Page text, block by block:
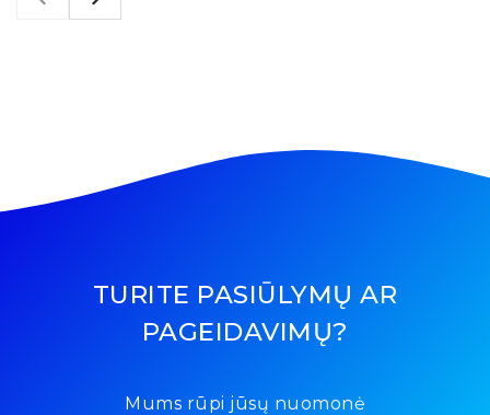
TURITE PASIŪLYMŲ AR
PAGEIDAVIMŲ?
Mums rūpi jūsų nuomonė